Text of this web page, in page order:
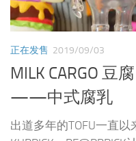
正在发售 2019/09/03
MILK CARGO 豆
——中式腐乳
出道多年的TOFU一直